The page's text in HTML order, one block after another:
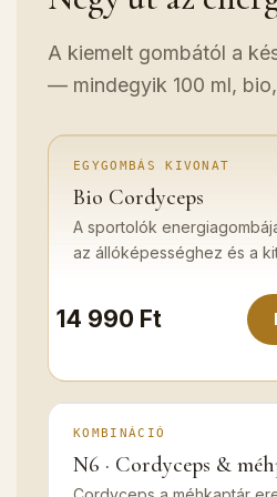
A kiemelt gombától a
— mindegyik 100 ml,
EGYGOMBÁS KIVONAT
Bio Cordyceps
A sportolók
az állóképességhez és a
14 990 Ft
KOMBINÁCIÓ
N6 · Cordyceps &